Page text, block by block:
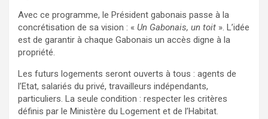
Avec ce programme, le Président gabonais passe à la
concrétisation de sa vision : « Un Gabonais, un toit ». L’idée
est de garantir à chaque Gabonais un accès digne à la
propriété.
Les futurs logements seront ouverts à tous : agents de
l’Etat, salariés du privé, travailleurs indépendants,
particuliers. La seule condition : respecter les critères
définis par le Ministère du Logement et de l’Habitat.